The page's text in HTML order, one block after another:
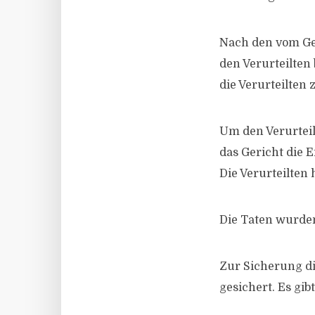
Nach den vom
den Verurteilten
die Verurteilten
Um den
das Gericht die
Die Verurteilten
Die Taten
Zur Sicherung
gesichert. Es